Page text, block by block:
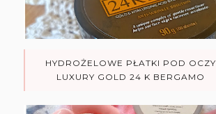
HYDROŻELOWE PŁATKI POD OCZY
LUXURY GOLD 24 K BERGAMO